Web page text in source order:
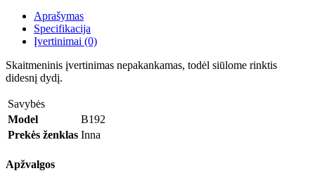
Aprašymas
Specifikacija
Įvertinimai (0)
Skaitmeninis įvertinimas nepakankamas, todėl siūlome rinktis
didesnį dydį.
Savybės
Model
B192
Prekės ženklas Inna
Apžvalgos